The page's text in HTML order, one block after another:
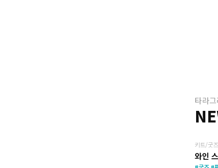
타라
키트/굿
와인